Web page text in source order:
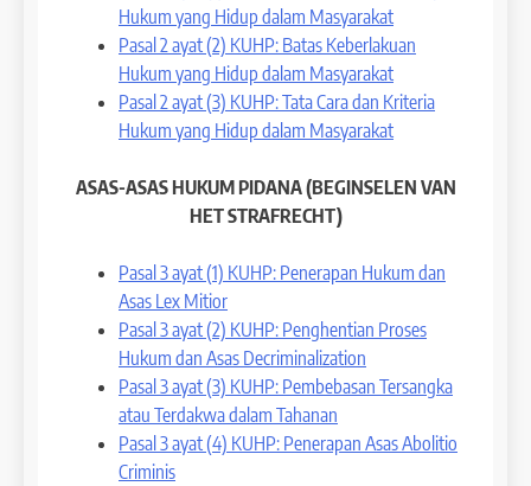
Hukum yang Hidup dalam Masyarakat
Pasal 2 ayat (2) KUHP: Batas Keberlakuan
Hukum yang Hidup dalam Masyarakat
Pasal 2 ayat (3) KUHP: Tata Cara dan Kriteria
Hukum yang Hidup dalam Masyarakat
ASAS-ASAS HUKUM PIDANA (BEGINSELEN VAN
HET STRAFRECHT)
Pasal 3 ayat (1) KUHP: Penerapan Hukum dan
Asas Lex Mitior
Pasal 3 ayat (2) KUHP: Penghentian Proses
Hukum dan Asas Decriminalization
Pasal 3 ayat (3) KUHP: Pembebasan Tersangka
atau Terdakwa dalam Tahanan
Pasal 3 ayat (4) KUHP: Penerapan Asas Abolitio
Criminis